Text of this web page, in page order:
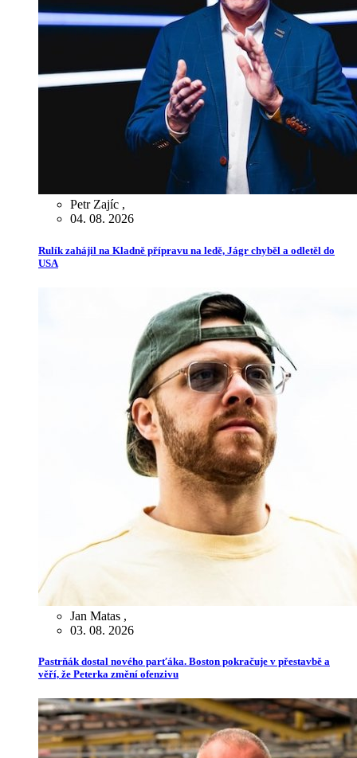
Petr Zajíc ,
04. 08. 2026
Rulík zahájil na Kladně přípravu na ledě, Jágr chyběl a odletěl do
USA
Jan Matas ,
03. 08. 2026
Pastrňák dostal nového parťáka. Boston pokračuje v přestavbě a
věří, že Peterka změní ofenzivu